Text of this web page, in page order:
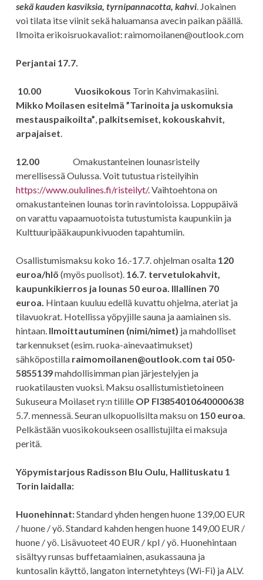
sekä kauden kasviksia, tyrnipannacotta, kahvi. Jokainen
voi tilata itse viinit sekä haluamansa avecin paikan päällä.
Ilmoita erikoisruokavaliot: raimomoilanen@outlook.com
Perjantai 17.7.
10.00 Vuosikokous Torin Kahvimakasiini.
Mikko Moilasen esitelmä ”Tarinoita ja uskomuksia
mestauspaikoilta”, palkitsemiset, kokouskahvit,
arpajaiset.
12.00Omakustanteinen lounasristeily
merellisessä Oulussa. Voit tutustua risteilyihin
https://www.oululines.fi/risteilyt/. Vaihtoehtona on
omakustanteinen lounas torin ravintoloissa. Loppupäivä
on varattu vapaamuotoista tutustumista kaupunkiin ja
Kulttuuripääkaupunkivuoden tapahtumiin.
Osallistumismaksu koko 16.-17.7. ohjelman osalta 120
euroa/hlö (myös puolisot).16.7. tervetulokahvit,
kaupunkikierros ja lounas 50 euroa. Illallinen 70
euroa. Hintaan kuuluu edellä kuvattu ohjelma, ateriat ja
tilavuokrat. Hotellissa yöpyjille sauna ja aamiainen sis.
hintaan. Ilmoittautuminen (nimi/nimet) ja mahdolliset
tarkennukset (esim. ruoka-ainevaatimukset)
sähköpostilla raimomoilanen@outlook.com tai 050-
5855139mahdollisimman pian järjestelyjen ja
ruokatilausten vuoksi. Maksu osallistumistietoineen
Sukuseura Moilaset ry:n tilille OP FI3854010640000638
5.7. mennessä. Seuran ulkopuolisilta maksu on 150 euroa.
Pelkästään vuosikokoukseen osallistujilta ei maksuja
peritä.
Yöpymistarjous Radisson Blu Oulu, Hallituskatu 1
Torin laidalla:
Huonehinnat:Standard yhden hengen huone 139,00 EUR
/ huone / yö. Standard kahden hengen huone 149,00 EUR /
huone / yö. Lisävuoteet 40 EUR / kpl / yö. Huonehintaan
sisältyy runsas buffetaamiainen, asukassauna ja
kuntosalin käyttö, langaton internetyhteys (Wi-Fi) ja ALV.